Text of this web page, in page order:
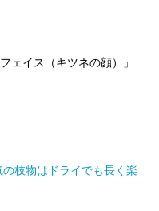
ェイス（キツネの顔）」
の枝物はドライでも長く楽